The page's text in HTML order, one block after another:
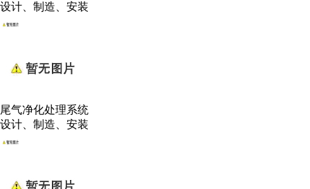
设计、制造、安装
尾气净化处理系统
设计、制造、安装